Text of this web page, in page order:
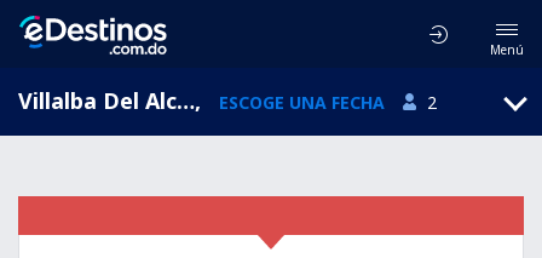
Menú
Villalba Del Alcor, Andalucía, España, ESCOGE UNA FECHA 2